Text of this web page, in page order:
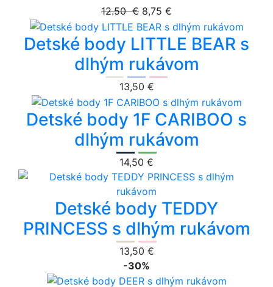
12.50 € 8,75 €
Detské body LITTLE BEAR s
dlhým rukávom
13,50 €
Detské body 1F CARIBOO s
dlhým rukávom
14,50 €
Detské body TEDDY
PRINCESS s dlhým rukávom
13,50 €
-30%